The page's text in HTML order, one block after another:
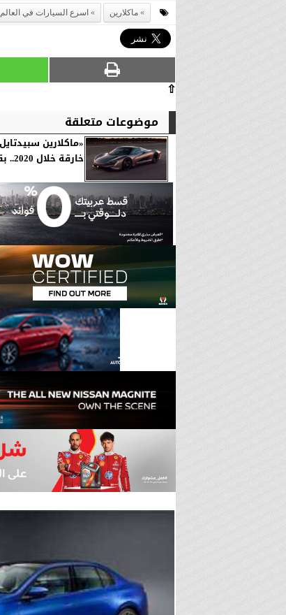
ماكلارين اسرع السيارات في العالم
⇧
موضوعات متعلقة
خارقة خلال 2020.. بقوة 1035 حصان